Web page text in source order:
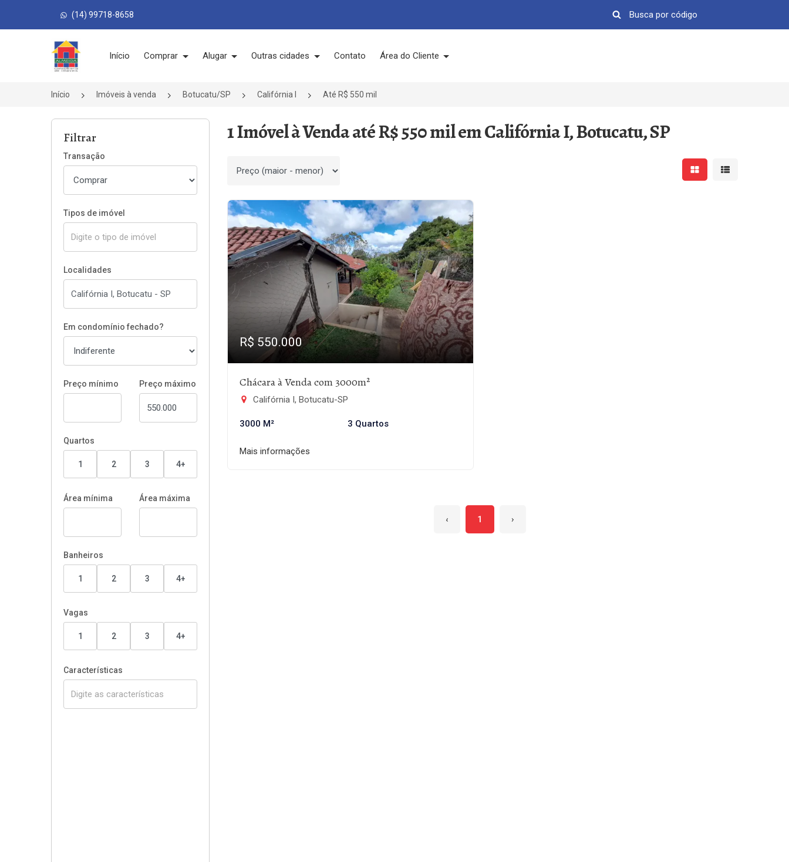
(14) 99718-8658
Página inicial
Início Comprar Alugar Outras cidades Contato Área do Cliente
Início Imóveis à venda Botucatu/SP Califórnia I Até R$ 550 mil
Filtrar
Transação
Tipos de imóvel
Localidades
Em condomínio fechado?
Preço mínimo Preço máximo
Quartos
1 2 3 4+
Área mínima Área máxima
Banheiros
1 2 3 4+
Vagas
1 2 3 4+
Características
1 Imóvel à Venda até R$ 550 mil em Califórnia I, Botucatu, SP
Ordenar por Mostrar resultados em
Mostrar
R$ 550.000
Chácara à Venda com 3000m²
Califórnia I, Botucatu-SP
3000 M² 3 Quartos
Mais informações
‹ 1 ›